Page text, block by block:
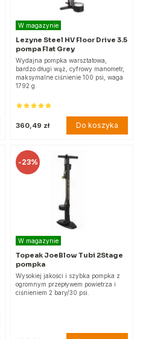
W magazynie
Lezyne Steel HV Floor Drive 3.5
pompa Flat Grey
Wydajna pompka warsztatowa,
bardzo długi wąż, cyfrowy manometr,
maksymalne ciśnienie 100 psi, waga
1792 g.
360,49 zł Do koszyka
-23%
W magazynie
Topeak JoeBlow Tubi 2Stage
pompka
Wysokiej jakości i szybka pompka z
ogromnym przepływem powietrza i
ciśnieniem 2 bary/30 psi.